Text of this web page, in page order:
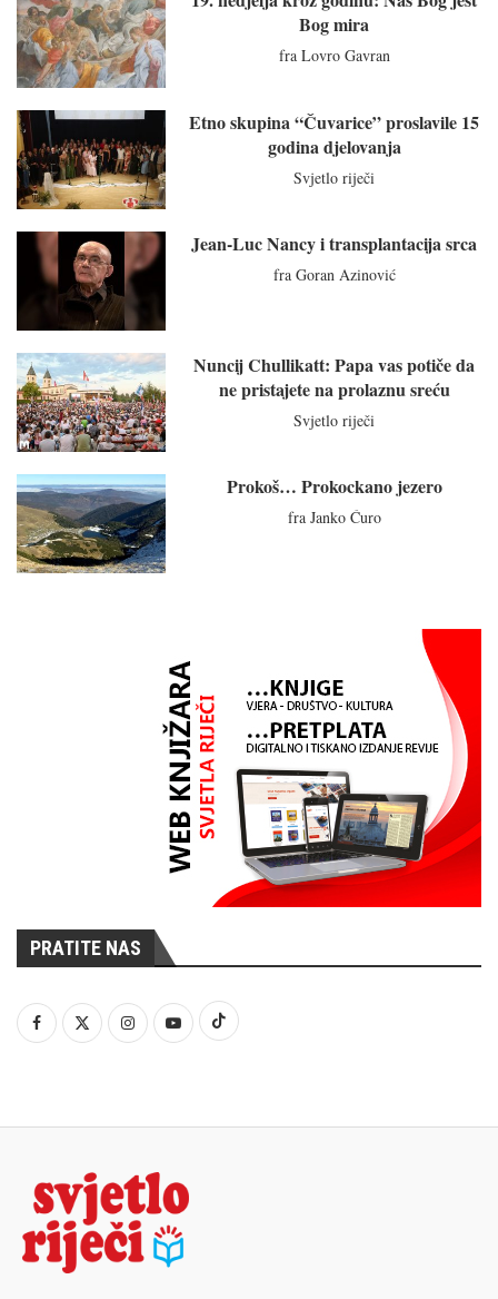
Bog mira
fra Lovro Gavran
Etno skupina “Čuvarice” proslavile 15
godina djelovanja
Svjetlo riječi
Jean-Luc Nancy i transplantacija srca
fra Goran Azinović
Nuncij Chullikatt: Papa vas potiče da
ne pristajete na prolaznu sreću
Svjetlo riječi
Prokoš… Prokockano jezero
fra Janko Ćuro
PRATITE NAS